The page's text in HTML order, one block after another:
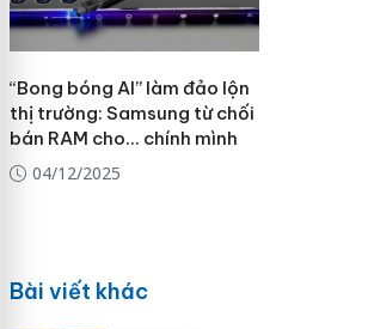
“Bong bóng AI” làm đảo lộn
thị trường: Samsung từ chối
bán RAM cho… chính mình
04/12/2025
Bài viết khác